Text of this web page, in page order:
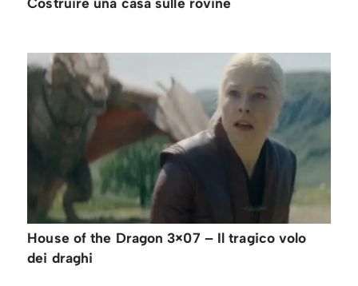
House of the Dragon 3×07 – Il tragico volo
dei draghi